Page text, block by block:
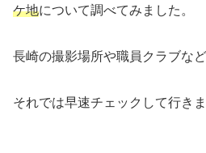
ケ地について調べてみました。
長崎の撮影場所や職員クラブな
それでは早速チェックして行き